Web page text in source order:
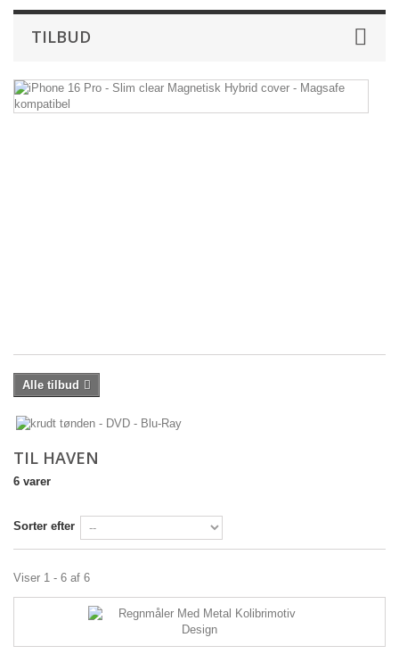
TILBUD
Alle tilbud
TIL HAVEN
6 varer
Sorter efter
Viser 1 - 6 af 6